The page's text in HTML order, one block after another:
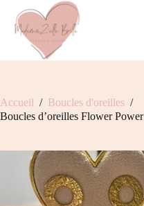
contenu
Accueil / Boucles d'oreilles /
Boucles d’oreilles Flower Power